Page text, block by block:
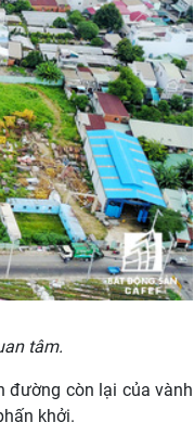
tâm.
đường còn lại của vành
khởi.